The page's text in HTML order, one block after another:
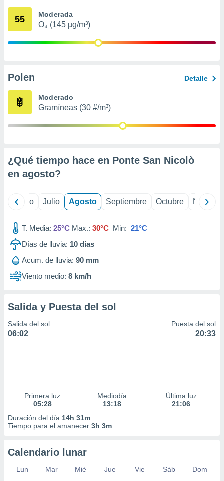
mediante
publicidad
de
55 Moderada
O₃ (145 µg/m³)
Polen Detalle
Moderado
Gramíneas (30 #/m³)
¿Qué tiempo hace en Ponte San Nicolò
en agosto?
Junio Julio Agosto Septiembre Octubre
T. Media: 25°C Max.: 30°C Min: 21°C
Días de lluvia: 10 días
Acum. de lluvia: 90 mm
Viento medio: 8 km/h
Salida y Puesta del sol
Salida del sol
06:02
Puesta del sol
20:33
Primera luz
05:28
Mediodía
13:18
Última luz
21:06
Duración del día 14h 31m
Tiempo para el amanecer 3h 3m
Calendario lunar
Lun Mar Mié Jue Vie Sáb
Dom